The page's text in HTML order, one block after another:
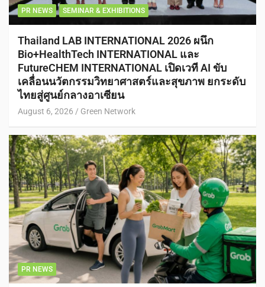
PR NEWS SEMINAR & EXHIBITIONS
Thailand LAB INTERNATIONAL 2026 ผนึก
Bio+HealthTech INTERNATIONAL และ
FutureCHEM INTERNATIONAL เปิดเวที AI ขับ
เคลื่อนนวัตกรรมวิทยาศาสตร์และสุขภาพ ยกระดับ
ไทยสู่ศูนย์กลางอาเซียน
August 6, 2026 Green Network
PR NEWS